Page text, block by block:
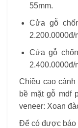
55mm.
Cửa gỗ
2.200.0000đ/
Cửa gỗ
2.400.0000đ/
Chiều cao
bề mặt gỗ mdf
veneer: Xoan
Để có được báo